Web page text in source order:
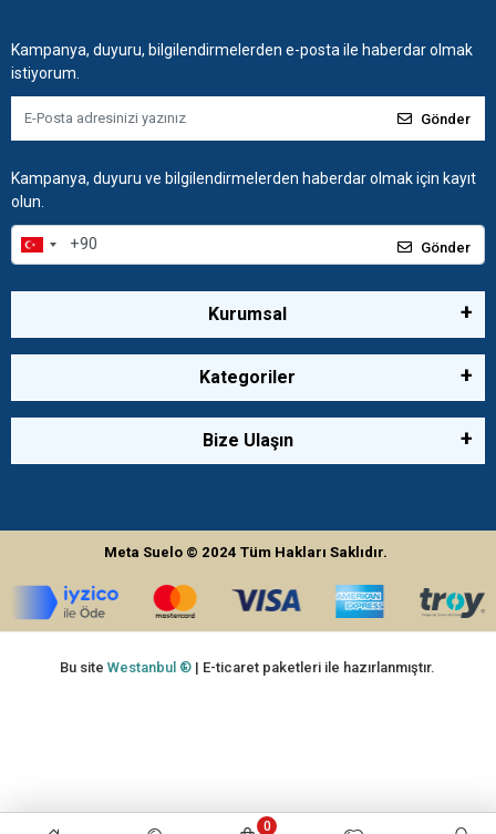
Kampanya, duyuru, bilgilendirmelerden e-posta ile haberdar olmak
istiyorum.
Gönder
Kampanya, duyuru ve bilgilendirmelerden haberdar olmak için kayıt
olun.
Gönder
Kurumsal
Kategoriler
Bize Ulaşın
Meta Suelo © 2024Tüm Hakları Saklıdır.
0
Bu siteWestanbul ® | E-ticaret paketleri ile hazırlanmıştır.